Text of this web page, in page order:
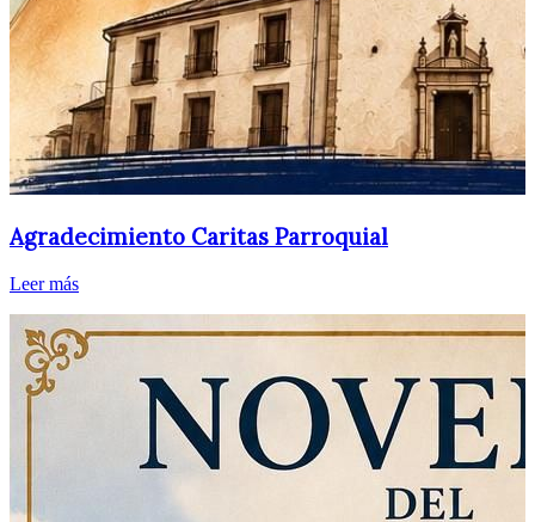
Agradecimiento Caritas Parroquial
Leer más